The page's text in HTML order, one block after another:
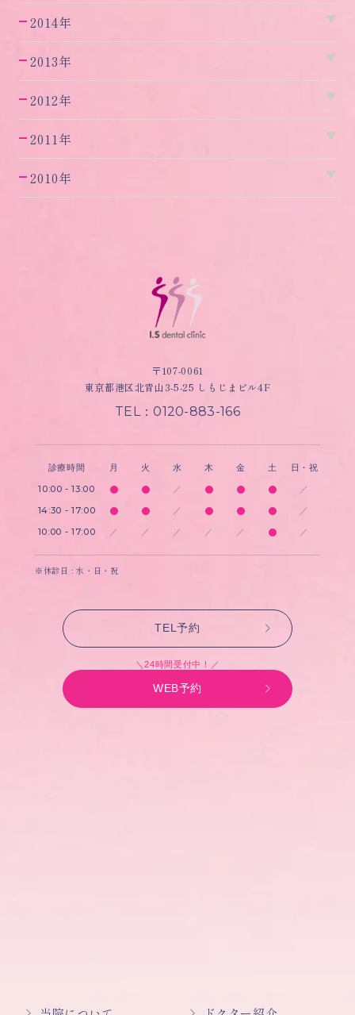
2014年
2013年
2012年
2011年
2010年
〒107-0061
東京都港区北青山3-5-25 しもじまビル4F
TEL：0120-883-166
診療時間 月 火 水 木 金 土 日・祝
10:00 - 13:00 ／ ／
14:30 - 17:00 ／ ／
10:00 - 17:00 ／ ／ ／ ／ ／ ／
※休診日 : 水・日・祝
TEL予約
＼24時間受付中！／
WEB予約